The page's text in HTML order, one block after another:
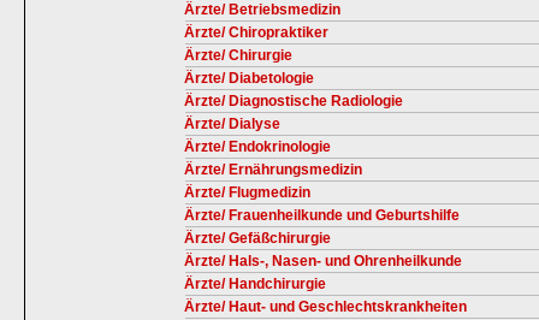
Ärzte/ Betriebsmedizin
Ärzte/ Chiropraktiker
Ärzte/ Chirurgie
Ärzte/ Diabetologie
Ärzte/ Diagnostische Radiologie
Ärzte/ Dialyse
Ärzte/ Endokrinologie
Ärzte/ Ernährungsmedizin
Ärzte/ Flugmedizin
Ärzte/ Frauenheilkunde und Geburtshilfe
Ärzte/ Gefäßchirurgie
Ärzte/ Hals-, Nasen- und Ohrenheilkunde
Ärzte/ Handchirurgie
Ärzte/ Haut- und Geschlechtskrankheiten